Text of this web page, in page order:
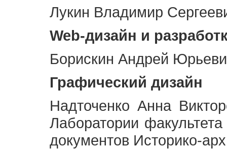
Лукин Владимир
Web-дизайн и
Борискин Андрей
Графический дизайн
Надточенко Анна
Лаборатории
документов Историко-